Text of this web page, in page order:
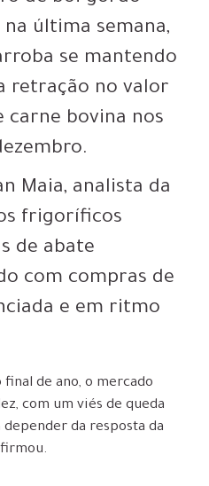
última semana,
se mantendo
retração no valor
carne bovina nos
Maia, analista da
frigoríficos
de abate
com compras de
e em ritmo
de ano, o mercado
com um viés de queda
depender da resposta da